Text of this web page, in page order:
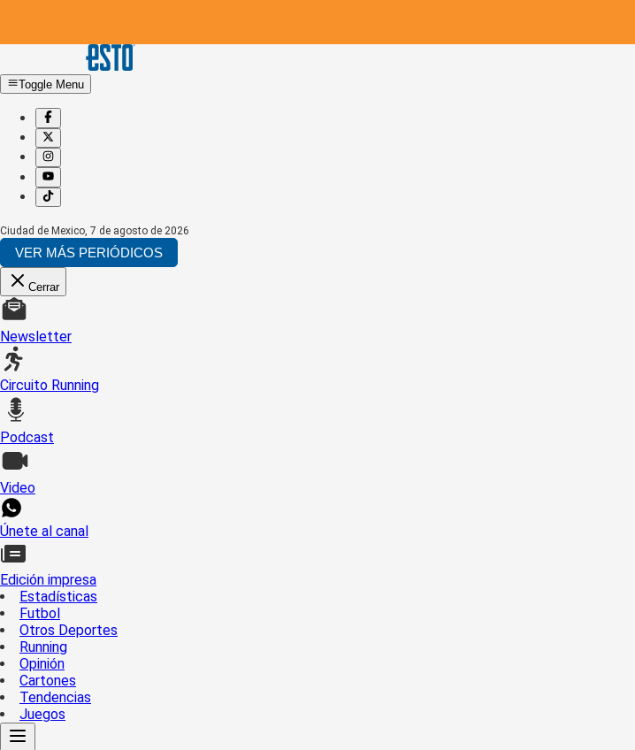
Toggle Menu
Ciudad de Mexico, 7 de agosto de 2026
VER MÁS PERIÓDICOS
Cerrar
Newsletter
Circuito Running
Podcast
Video
Únete al canal
Edición impresa
Estadísticas
Futbol
Otros Deportes
Running
Opinión
Cartones
Tendencias
Juegos